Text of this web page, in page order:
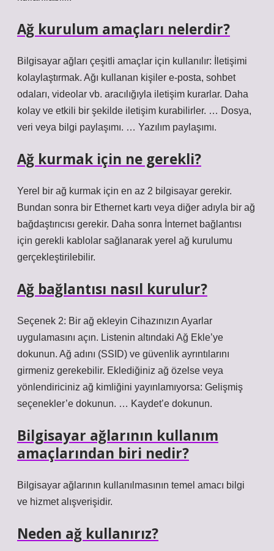
Ağ kurulum amaçları nelerdir?
Bilgisayar ağları çeşitli amaçlar için kullanılır: İletişimi
kolaylaştırmak. Ağı kullanan kişiler e-posta, sohbet
odaları, videolar vb. aracılığıyla iletişim kurarlar. Daha
kolay ve etkili bir şekilde iletişim kurabilirler. … Dosya,
veri veya bilgi paylaşımı. … Yazılım paylaşımı.
Ağ kurmak için ne gerekli?
Yerel bir ağ kurmak için en az 2 bilgisayar gerekir.
Bundan sonra bir Ethernet kartı veya diğer adıyla bir ağ
bağdaştırıcısı gerekir. Daha sonra İnternet bağlantısı
için gerekli kablolar sağlanarak yerel ağ kurulumu
gerçekleştirilebilir.
Ağ bağlantısı nasıl kurulur?
Seçenek 2: Bir ağ ekleyin Cihazınızın Ayarlar
uygulamasını açın. Listenin altındaki Ağ Ekle’ye
dokunun. Ağ adını (SSID) ve güvenlik ayrıntılarını
girmeniz gerekebilir. Eklediğiniz ağ özelse veya
yönlendiriciniz ağ kimliğini yayınlamıyorsa: Gelişmiş
seçenekler’e dokunun. … Kaydet’e dokunun.
Bilgisayar ağlarının kullanım
amaçlarından biri nedir?
Bilgisayar ağlarının kullanılmasının temel amacı bilgi
ve hizmet alışverişidir.
Neden ağ kullanırız?